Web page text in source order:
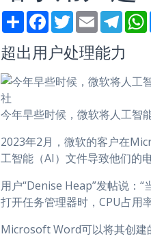
S
h
r
e
F
a
e
b
o
T
w
t
t
r
E
m
i
l
T
e
e
g
a
超出用户处理能力
今年早些时候，微软将人工智
2023年2月，微软的客户在
工智能（AI）文件导致他们的
用户“Denise Heap”发帖说：
打开任务管理器时，CPU占用
Microsoft Word可以将其创建